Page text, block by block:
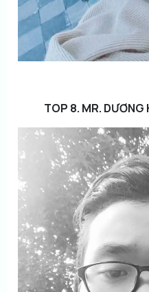
TOP 8. MR. DƯƠNG